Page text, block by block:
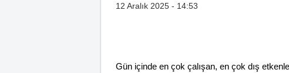
12 Aralık 2025 - 14:53
Gün içinde en çok çalışan, en çok dış